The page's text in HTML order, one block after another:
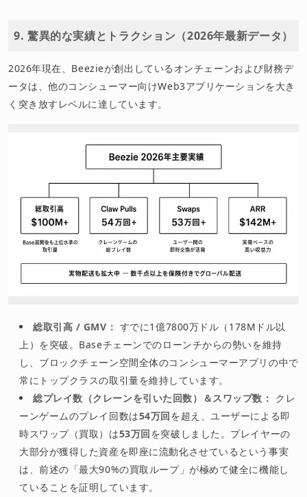
9. 驚異的な実績とトラクション（2026年最新データ）
2026年現在、Beezieが創出しているオンチェーンおよび財務デ
ータは、他のコンシューマー向けWeb3アプリケーションを大き
く突き放すレベルに達しています。
総取引高 / GMV： すでに1億7800万ドル（178Mドル以
上）を突破。Baseチェーンでのローンチからの勢いを維持
し、ブロックチェーン空間全体のコンシューマーアプリの中で
常にトップクラスの取引量を維持しています。
総プレイ数（クレーンを引いた回数）＆スワップ数： クレ
ーンゲームのプレイ回数は54万回を超え、ユーザーによる即
時スワップ（買取）は53万回を突破しました。プレイヤーの
大部分が獲得した資産を即座に流動化させているという事実
は、前述の「最大90%の買取ループ」が極めて健全に機能し
ていることを証明しています。